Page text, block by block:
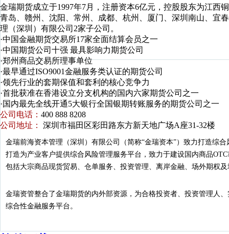
金瑞期货成立于1997年7月，注册资本6亿元，控股股东为江
青岛、赣州、沈阳、常州、成都、杭州、厦门、深圳南山、宜
理（深圳）有限公司2家子公司。
·中国金融期货交易所17家全面结算会员之一
·中国期货公司十强 最具影响力期货公司
·郑州商品交易所理事单位
·最早通过ISO9001金融服务类认证的期货公司
·领先行业的套期保值和套利的核心竞争力
·首批获准在香港设立分支机构的国内六家期货公司之一
·国内最先全线开通5大银行全国银期转账服务的期货公司之一
公司电话： 400 888 8208
公司地址：
深圳市福田区彩田路东方新天地广场A座31-32楼
金瑞前海资本管理（深圳）有限公司（简称“金瑞资本”）致力打造综
打造为产业客户提供综合风险管理服务平台，致力于建设国内商品
包括大宗商品现货贸易、仓单服务、投资管理、离岸金融、场外期权
金瑞资管整合了金瑞期货的内外部资源，为合格投资者、投资管理人
综合性金融服务平台。